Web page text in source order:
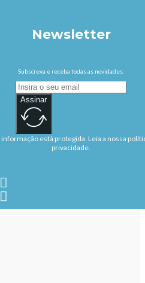
Newsletter
Subscreva e receba todas as novidades.
Assinar
informação está protegida. Leia a nossa
privacidade.